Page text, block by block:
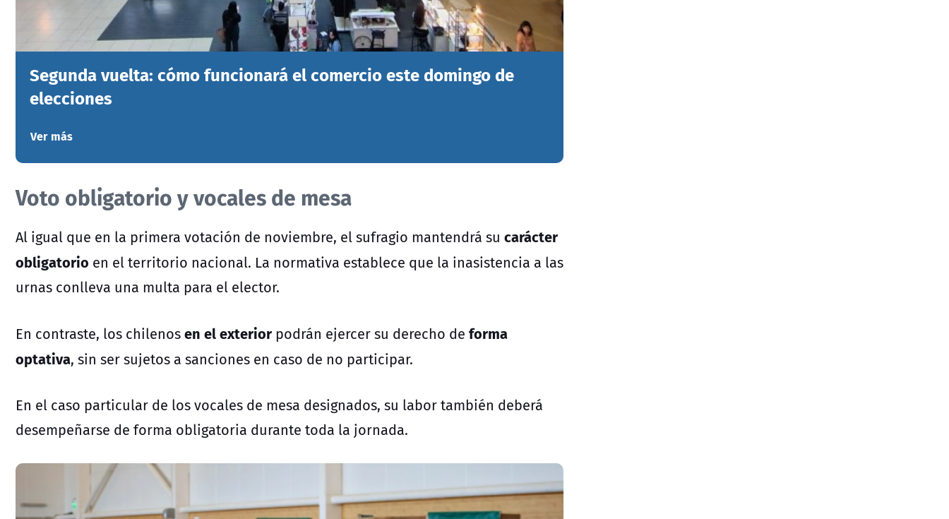
Segunda vuelta: cómo funcionará el comercio este domingo de
elecciones
Ver más
Voto obligatorio y vocales de mesa
Al igual que en la primera votación de noviembre, el sufragio mantendrá su carácter
obligatorio en el territorio nacional. La normativa establece que la inasistencia a las
urnas conlleva una multa para el elector.
En contraste, los chilenosen el exterior podrán ejercer su derecho de forma
optativa, sin ser sujetos a sanciones en caso de no participar.
En el caso particular de los vocales de mesa designados, su labor también deberá
desempeñarse de forma obligatoria durante toda la jornada.